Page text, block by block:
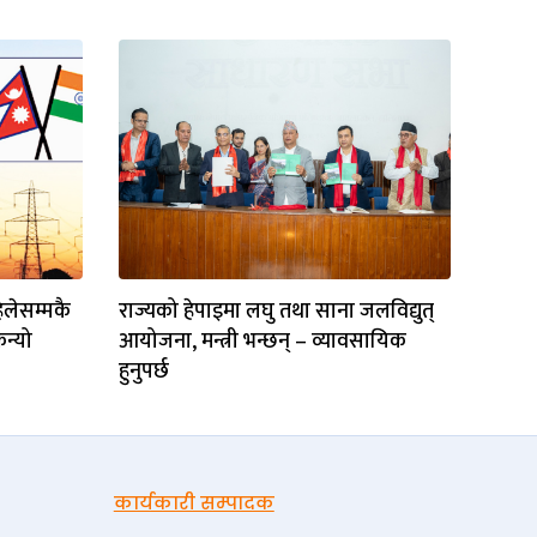
राज्यको हेपाइमा लघु तथा साना जलविद्युत्
आयोजना, मन्त्री भन्छन् – व्यावसायिक
हुनुपर्छ
कार्यकारी सम्पादक